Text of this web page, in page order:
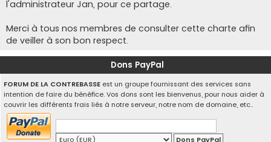
l'administrateur Jan, pour ce partage.
Merci à tous nos membres de consulter cette charte afin
de veiller à son bon respect.
Dons PayPal
FORUM DE LA CONTREBASSE est un groupe fournissant des services sans
intention de faire du bénéfice. Vos dons sont les bienvenus, pour nous aider à
couvrir les différents frais liés à notre serveur, notre nom de domaine, etc..